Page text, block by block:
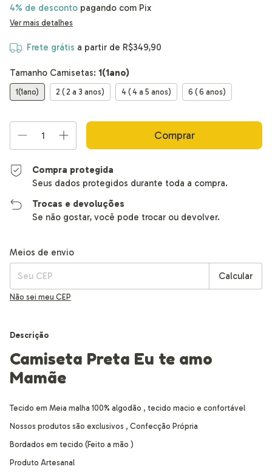
4% de desconto pagando com Pix
Ver mais detalhes
Frete grátis a partir de R$349,90
Tamanho Camisetas: 1(1ano)
1(1ano) 2 ( 2 a 3 anos) 4 ( 4 a 5 anos) 6 ( 6 anos)
Compra protegida
Seus dados protegidos durante toda a compra.
Trocas e devoluções
Se não gostar, você pode trocar ou devolver.
Entregas para o CEP:
Meios de envio
Calcular
Não sei meu CEP
Descrição
Camiseta Preta Eu te amo
Mamãe
Tecido em Meia malha 100% algodão , tecido macio e confortável
Nossos produtos são exclusivos , Confecção Própria
Bordados em tecido (Feito a mão )
Produto Artesanal